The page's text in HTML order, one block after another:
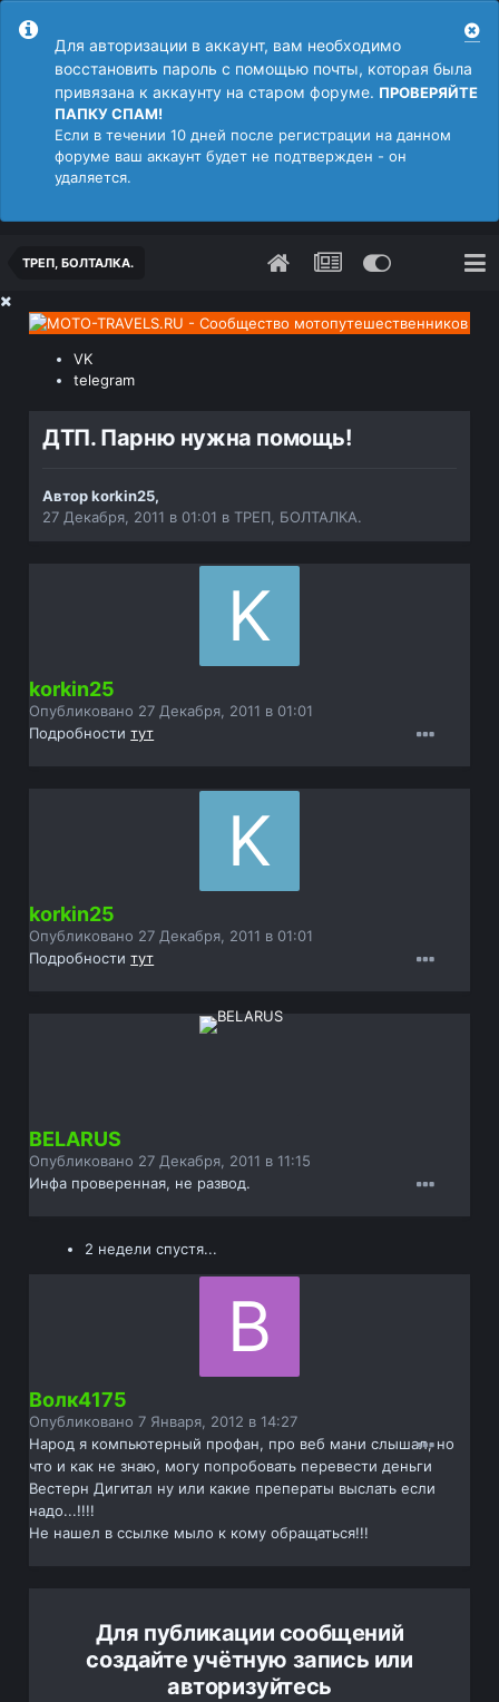
Для авторизации в аккаунт, вам необходимо
восстановить пароль с помощью почты, которая была
привязана к аккаунту на старом форуме. ПРОВЕРЯЙТЕ
ПАПКУ СПАМ!
Если в течении 10 дней после регистрации на данном
форуме ваш аккаунт будет не подтвержден - он
удаляется.
ТРЕП, БОЛТАЛКА.
VK
telegram
ДТП. Парню нужна помощь!
Авторkorkin25,
27 Декабря, 2011 в 01:01 вТРЕП, БОЛТАЛКА.
korkin25
Опубликовано 27 Декабря, 2011 в 01:01
Подробноститут
korkin25
Опубликовано 27 Декабря, 2011 в 01:01
Подробноститут
BELARUS
Опубликовано 27 Декабря, 2011 в 11:15
Инфа проверенная, не развод.
2 недели спустя...
Волк4175
Опубликовано7 Января, 2012 в 14:27
Народ я компьютерный профан, про веб мани слышал, но
что и как не знаю, могу попробовать перевести деньги
Вестерн Дигитал ну или какие преператы выслать если
надо...!!!!
Не нашел в ссылке мыло к кому обращаться!!!
Для публикации сообщений
создайте учётную запись или
авторизуйтесь